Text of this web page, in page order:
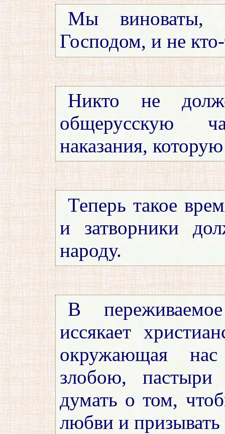
Мы виноваты,
Господом, и не
Никто не
общерусскую
наказания,
Теперь такое
и затворники
народу.
В
иссякает
окружающая
злобою,
думать о том,
любви и